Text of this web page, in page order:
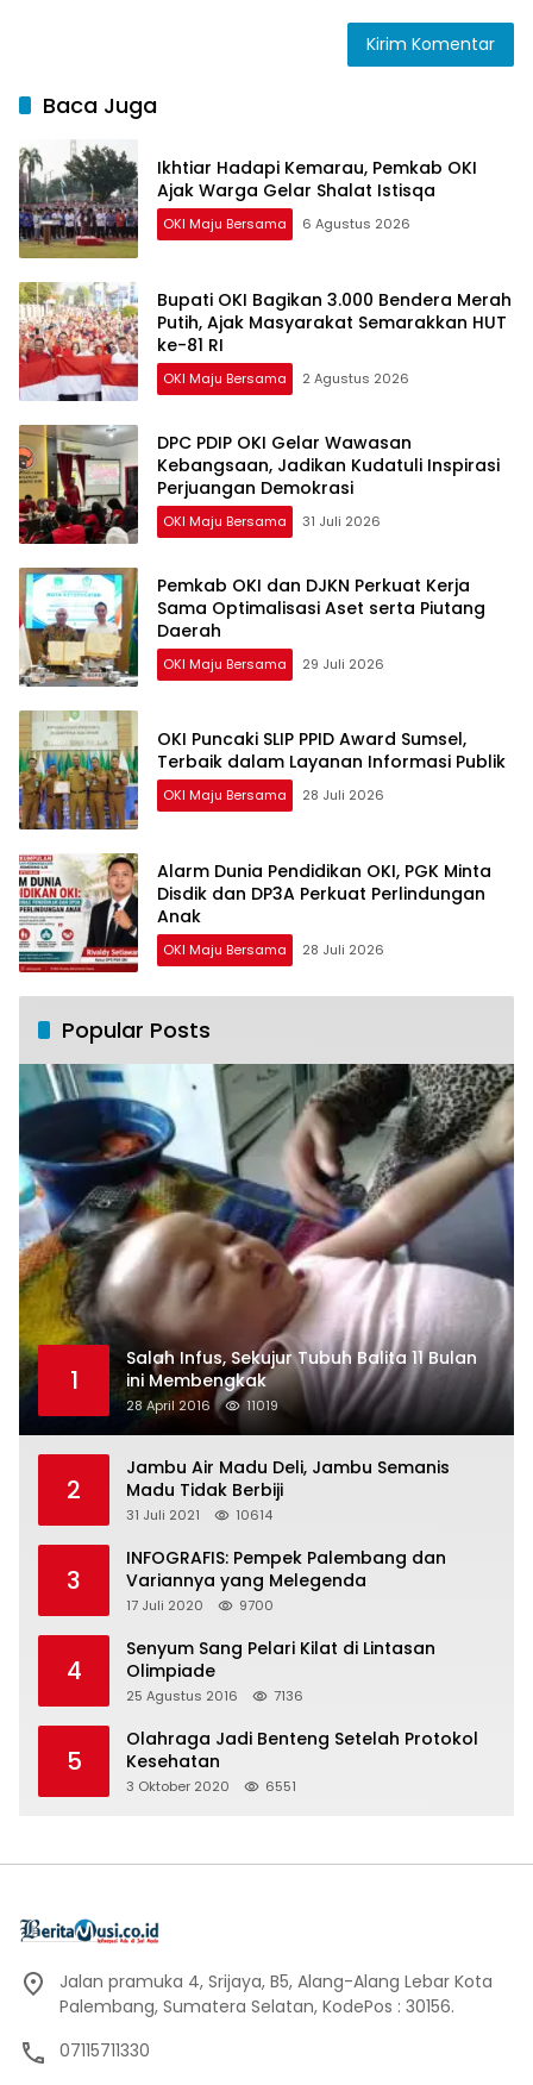
Baca Juga
Ikhtiar Hadapi Kemarau, Pemkab OKI
Ajak Warga Gelar Shalat Istisqa
OKI Maju Bersama 6 Agustus 2026
Bupati OKI Bagikan 3.000 Bendera Merah
Putih, Ajak Masyarakat Semarakkan HUT
ke-81 RI
OKI Maju Bersama 2 Agustus 2026
DPC PDIP OKI Gelar Wawasan
Kebangsaan, Jadikan Kudatuli Inspirasi
Perjuangan Demokrasi
OKI Maju Bersama 31 Juli 2026
Pemkab OKI dan DJKN Perkuat Kerja
Sama Optimalisasi Aset serta Piutang
Daerah
OKI Maju Bersama 29 Juli 2026
OKI Puncaki SLIP PPID Award Sumsel,
Terbaik dalam Layanan Informasi Publik
OKI Maju Bersama 28 Juli 2026
Alarm Dunia Pendidikan OKI, PGK Minta
Disdik dan DP3A Perkuat Perlindungan
Anak
OKI Maju Bersama 28 Juli 2026
Popular Posts
1
Salah Infus, Sekujur Tubuh Balita 11 Bulan
ini Membengkak
28 April 2016 11019
2
Jambu Air Madu Deli, Jambu Semanis
Madu Tidak Berbiji
31 Juli 2021 10614
3
INFOGRAFIS: Pempek Palembang dan
Variannya yang Melegenda
17 Juli 2020 9700
4
Senyum Sang Pelari Kilat di Lintasan
Olimpiade
25 Agustus 2016 7136
5
Olahraga Jadi Benteng Setelah Protokol
Kesehatan
3 Oktober 2020 6551
Jalan pramuka 4, Srijaya, B5, Alang-Alang Lebar Kota
Palembang, Sumatera Selatan, KodePos : 30156.
07115711330